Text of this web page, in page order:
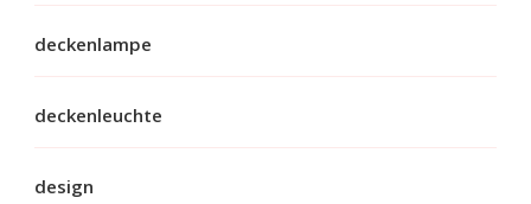
deckenlampe
deckenleuchte
design